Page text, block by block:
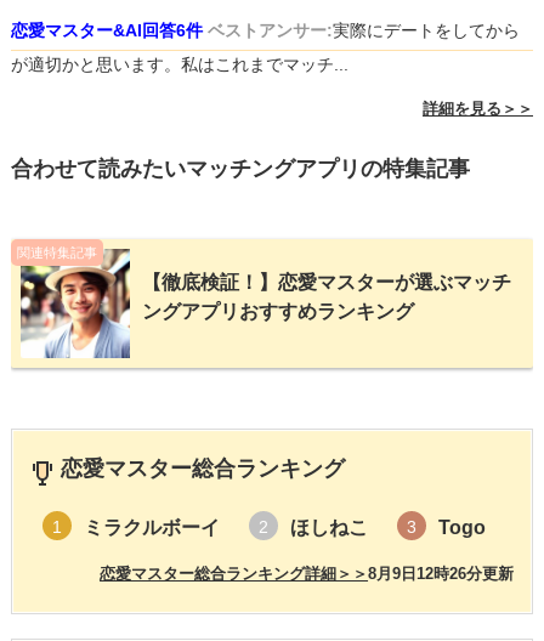
恋愛マスター&AI回答6件 ベストアンサー:実際にデートをしてから
が適切かと思います。私はこれまでマッチ...
詳細を見る＞＞
合わせて読みたいマッチングアプリの特集記事
関連特集記事
【徹底検証！】恋愛マスターが選ぶマッチ
ングアプリおすすめランキング
恋愛マスター総合ランキング
1 ミラクルボーイ 2 ほしねこ 3 Togo
8月9日12時26分更新
恋愛マスター総合ランキング詳細＞＞